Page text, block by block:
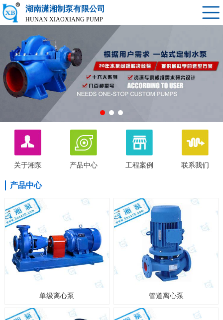
湖南潇湘制泵有限公司
HUNAN XIAOXIANG PUMP
关于湘泵 产品中心 工程案例 联系我们
产品中心
单级离心泵 管道离心泵